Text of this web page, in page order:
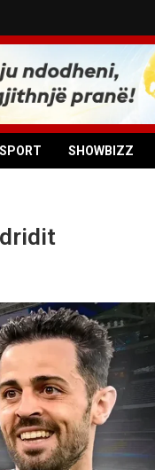
SPORT SHOWBIZZ